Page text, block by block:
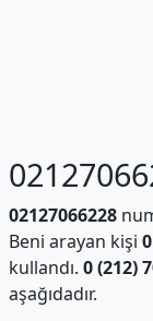
02127066228
Beni arayan kişi
kullandı. 0 (212)
aşağıdadır.